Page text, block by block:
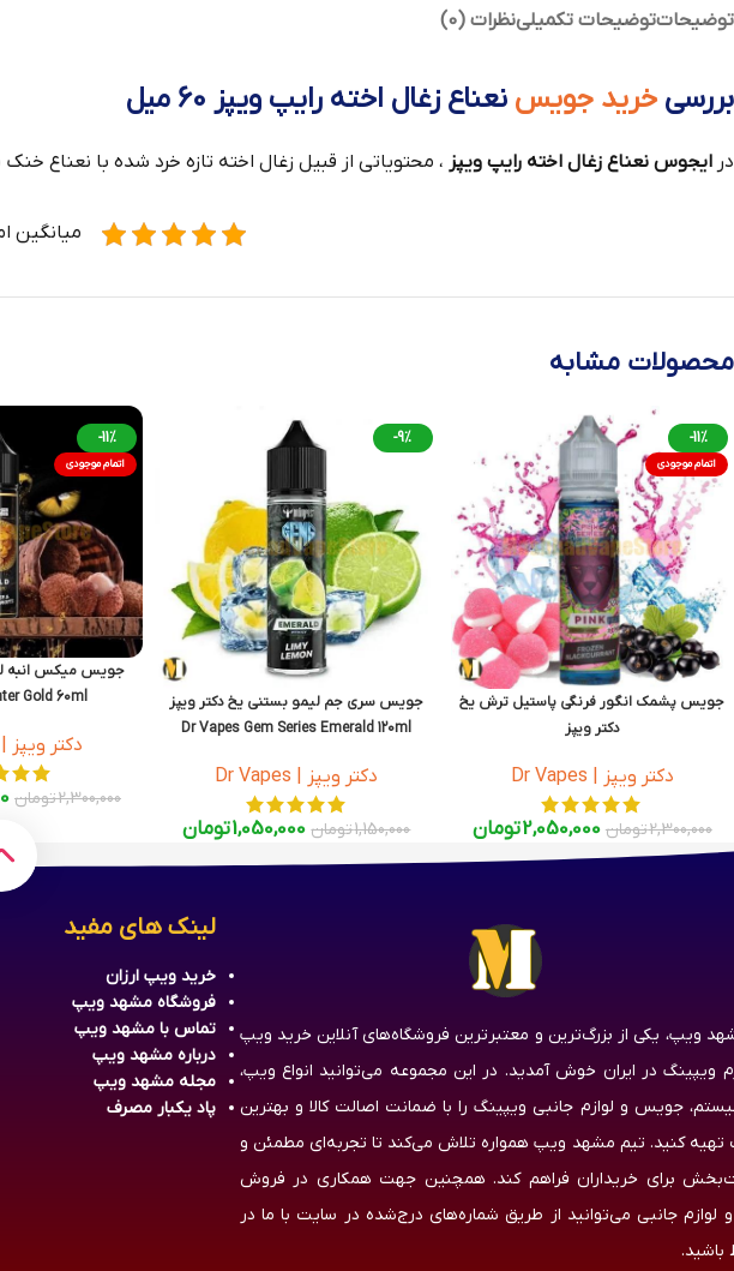
توضیحاتتوضیحات تکمیلینظرات (0)
بررسی خرید جویس نعناع زغال اخته رایپ ویپز 60 میل
در ایجوس نعناع زغال اخته رایپ ویپز ، محتویاتی از قبیل زغال اخته تازه خرد شده با نعناع
میانگین امتیاز 5/5 تعداد
محصولات مشابه
-11%
اتمام موجودی
جویس پشمک انگور فرنگی پاستیل ترش یخ
دکتر ویپز
دکتر ویپز | Dr Vapes
2,300,000تومان 2,050,000تومان
-9%
جویس سری جم لیمو بستنی یخ دکتر ویپز
Dr Vapes Gem Series Emerald 120ml
دکتر ویپز | Dr Vapes
1,150,000تومان 1,050,000تومان
-11%
اتمام موجودی
جویس میکس انبه
Gold 60ml
دکتر ویپز | Dr Vapes
2,300,000تومان
ویپ، یکی از بزرگ‌ترین و معتبرترین فروشگاه‌های آنلاین خرید ویپ
ویپینگ در ایران خوش آمدید. در این مجموعه می‌توانید انواع ویپ،
جویس و لوازم جانبی ویپینگ را با ضمانت اصالت کالا و بهترین
کنید. تیم مشهد ویپ همواره تلاش می‌کند تا تجربه‌ای مطمئن و
برای خریداران فراهم کند. همچنین جهت همکاری در فروش
لوازم جانبی می‌توانید از طریق شماره‌های درج‌شده در سایت با ما در
باشید.
لینک های مفید
خرید ویپ ارزان
فروشگاه مشهد ویپ
تماس با مشهد ویپ
درباره مشهد ویپ
مجله مشهد ویپ
پاد یکبار مصرف